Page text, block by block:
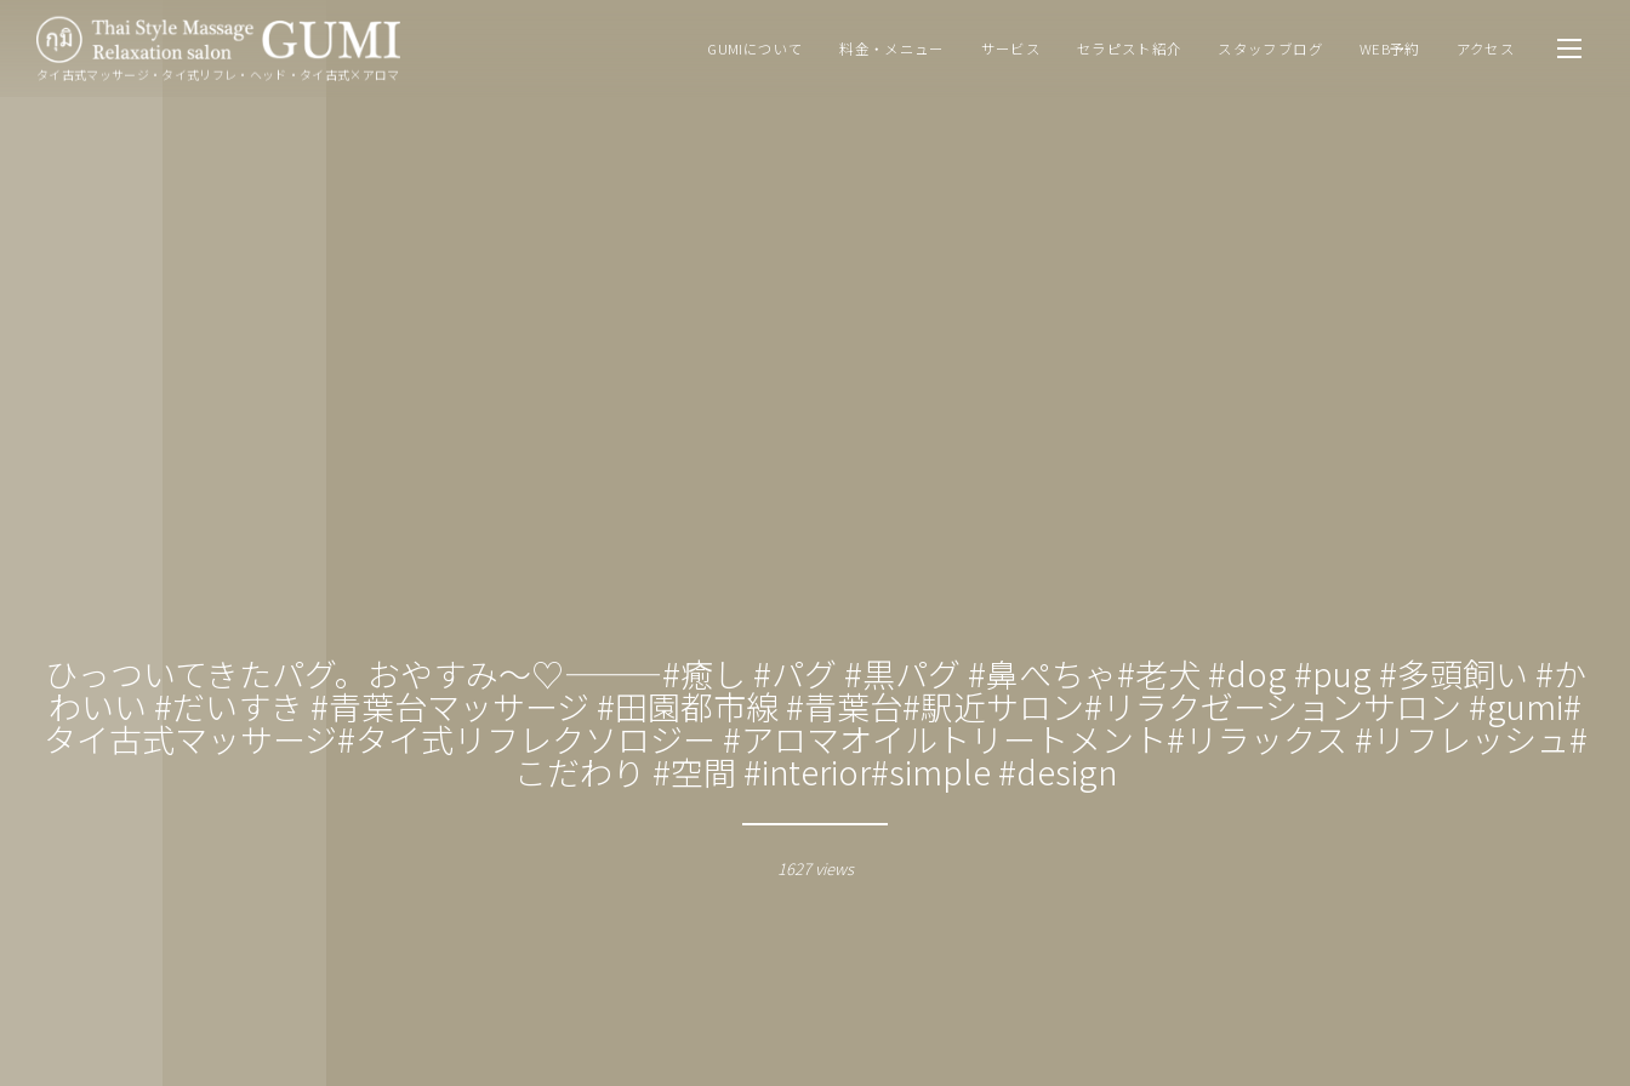
タイ古式マッサージ・タイ式リフレ・ヘッド・タイ古式×アロマ
GUMIについて 料金・メニュー サービス セラピスト紹介 スタッフブログ WEB予約 アクセス
ひっついてきたパグ。おやすみ〜♡———#癒し #パグ #黒パグ #鼻ぺちゃ#老犬 #dog #pug #多頭飼い #か
わいい #だいすき #青葉台マッサージ #田園都市線 #青葉台#駅近サロン#リラクゼーションサロン #gumi#
タイ古式マッサージ#タイ式リフレクソロジー #アロマオイルトリートメント#リラックス #リフレッシュ#
こだわり #空間 #interior#simple #design
1627 views